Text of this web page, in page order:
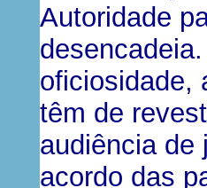
Autoridade
oficiosidade,
têm de
audiência de
acordo das